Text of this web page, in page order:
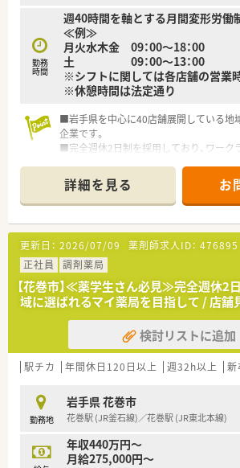
勤務
時間
週40時間を軸とする月間変形労働
≪例≫
月火水木金 09：00～18：00
土 09：00～13：00
※シフトに関しては各店舗の営業
※休憩時間は法定通り
■岩手県を中心に40店舗展開している地
企業です。
■完全週休2日制を採用しており、ワーク
■新卒採用も積極的に行っており、若手も
ております。
■教育制度は集合研修やEラーニングを活
詳細を見る お
更新日： 2026/07/09 薬剤師求人ID： 476895
正社員
調剤薬局
【花巻市】≪薬学生さん必見≫完全週休2
域に選ばれるマイ薬局を目指して / 店舗
検討リストに追加
駅チカ 年間休日120日以上 週32h以上 新
勤務地
岩手県 花巻市
花巻駅 (JR釜石線)／花巻駅 (JR東北本線)
年収440万円～
月給275,000円～